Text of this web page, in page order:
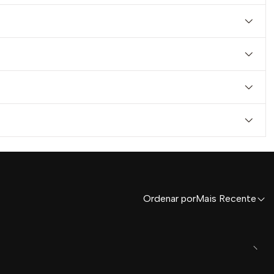
Ordenar porMais Recente